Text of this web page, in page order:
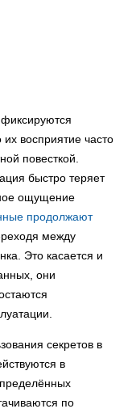
восприятие часто
повесткой.
быстро теряет
ощущение
продолжают
между
Это касается и
они
секретов в
в
по